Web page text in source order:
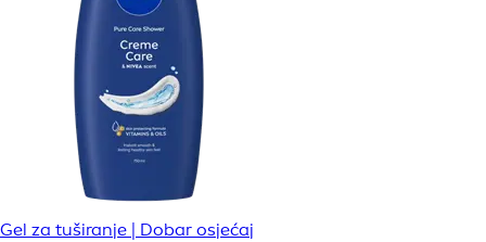
Gel za tuširanje | Dobar osjećaj